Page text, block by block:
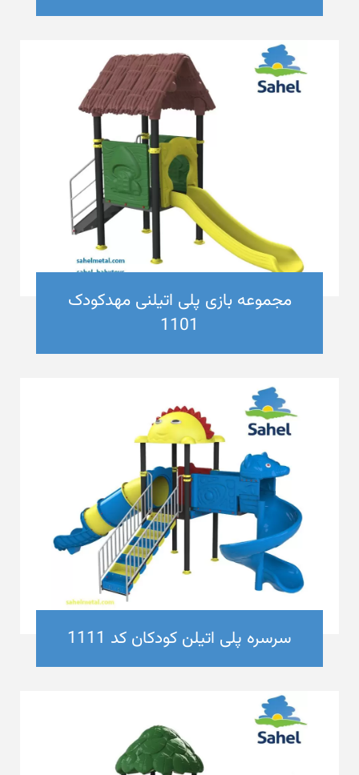
مجموعه بازی پلی اتیلنی مهدکودک
سرسره پلی اتیلن کودکان کد 1111